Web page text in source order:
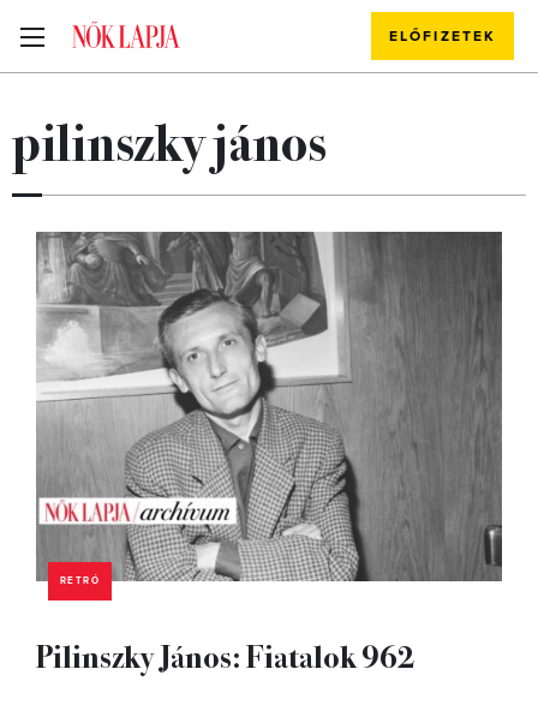
ELŐFIZETEK
pilinszky jános
RETRÓ
Pilinszky János: Fiatalok 962